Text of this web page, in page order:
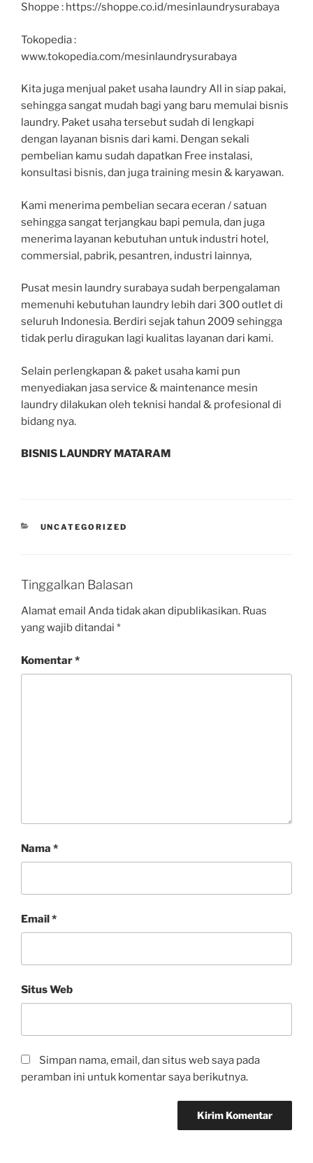
Shoppe : https://shoppe.co.id/mesinlaundrysurabaya
Tokopedia :
www.tokopedia.com/mesinlaundrysurabaya
Kita juga menjual paket usaha laundry All in siap pakai,
sehingga sangat mudah bagi yang baru memulai bisnis
laundry. Paket usaha tersebut sudah di lengkapi
dengan layanan bisnis dari kami. Dengan sekali
pembelian kamu sudah dapatkan Free instalasi,
konsultasi bisnis, dan juga training mesin & karyawan.
Kami menerima pembelian secara eceran / satuan
sehingga sangat terjangkau bapi pemula, dan juga
menerima layanan kebutuhan untuk industri hotel,
commersial, pabrik, pesantren, industri lainnya,
Pusat mesin laundry surabaya sudah berpengalaman
memenuhi kebutuhan laundry lebih dari 300 outlet di
seluruh Indonesia. Berdiri sejak tahun 2009 sehingga
tidak perlu diragukan lagi kualitas layanan dari kami.
Selain perlengkapan & paket usaha kami pun
menyediakan jasa service & maintenance mesin
laundry dilakukan oleh teknisi handal & profesional di
bidang nya.
BISNIS LAUNDRY MATARAM
UNCATEGORIZED
Tinggalkan Balasan
Alamat email Anda tidak akan dipublikasikan. Ruas
yang wajib ditandai *
Komentar*
Nama *
Email*
Situs Web
Simpan nama, email, dan situs web saya pada
peramban ini untuk komentar saya berikutnya.